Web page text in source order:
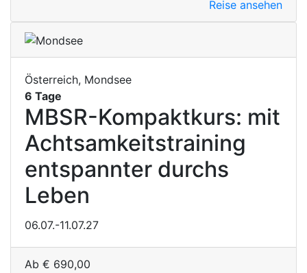
Reise ansehen
Österreich, Mondsee
6 Tage
MBSR-Kompaktkurs: mit
Achtsamkeitstraining
entspannter durchs
Leben
06.07.-11.07.27
Ab € 690,00